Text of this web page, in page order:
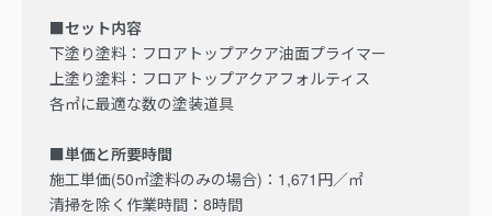
■セット内容
下塗り塗料：フロアトップアクア油面プライマー
上塗り塗料：フロアトップアクアフォルティス
各㎡に最適な数の塗装道具
■単価と所要時間
施工単価(50㎡塗料のみの場合)：1,671円／㎡
清掃を除く作業時間：8時間